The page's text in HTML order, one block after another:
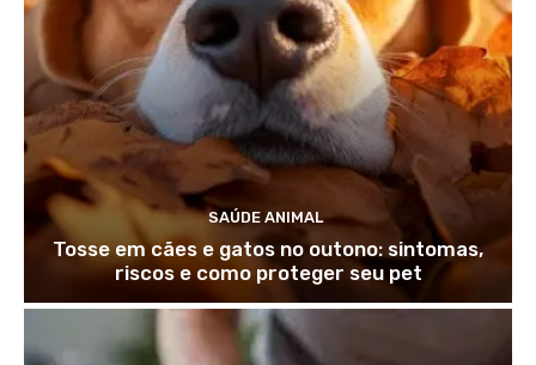
SAÚDE ANIMAL
Tosse em cães e gatos no outono: sintomas,
riscos e como proteger seu pet